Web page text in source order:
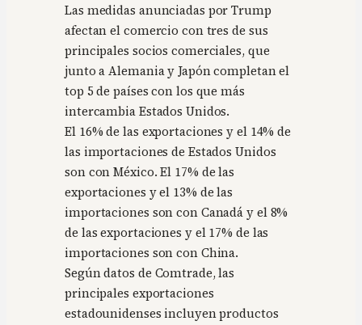
Las medidas anunciadas por Trump
afectan el comercio con tres de sus
principales socios comerciales, que
junto a Alemania y Japón completan el
top 5 de países con los que más
intercambia Estados Unidos.
El 16% de las exportaciones y el 14% de
las importaciones de Estados Unidos
son con México. El 17% de las
exportaciones y el 13% de las
importaciones son con Canadá y el 8%
de las exportaciones y el 17% de las
importaciones son con China.
Según datos de Comtrade, las
principales exportaciones
estadounidenses incluyen productos